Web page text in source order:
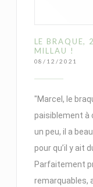
LE BRAQUE,
MILLAU !
08/12/2021
"Marcel, le
paisiblement à
un peu, il a
pour qu’il y ait
Parfaitement
remarquables,